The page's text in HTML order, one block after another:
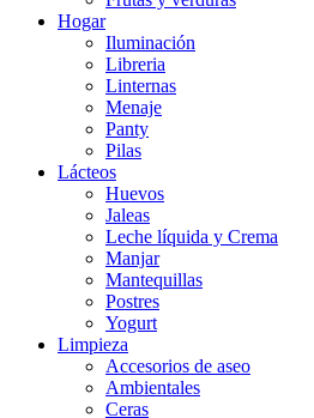
Hogar
Iluminación
Libreria
Linternas
Menaje
Panty
Pilas
Lácteos
Huevos
Jaleas
Leche líquida y Crema
Manjar
Mantequillas
Postres
Yogurt
Limpieza
Accesorios de aseo
Ambientales
Ceras